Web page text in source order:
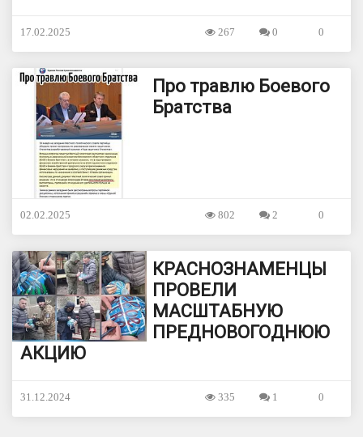
17.02.2025 0
0
267
Про травлю Боевого
Братства
02.02.2025 0
2
802
КРАСНОЗНАМЕНЦЫ
ПРОВЕЛИ
МАСШТАБНУЮ
ПРЕДНОВОГОДНЮЮ
АКЦИЮ
31.12.2024 0
1
335